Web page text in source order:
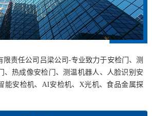
限责任公司吕梁公司-专业致力于安检门、测
、热成像安检门、测温机器人、人脸识别安
能安检机、AI安检机、X光机、食品金属探